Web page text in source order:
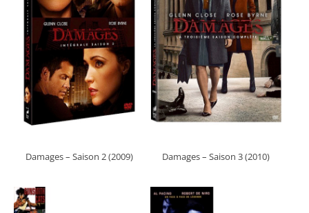
Damages – Saison 2 (2009) Damages – Saison 3 (2010)